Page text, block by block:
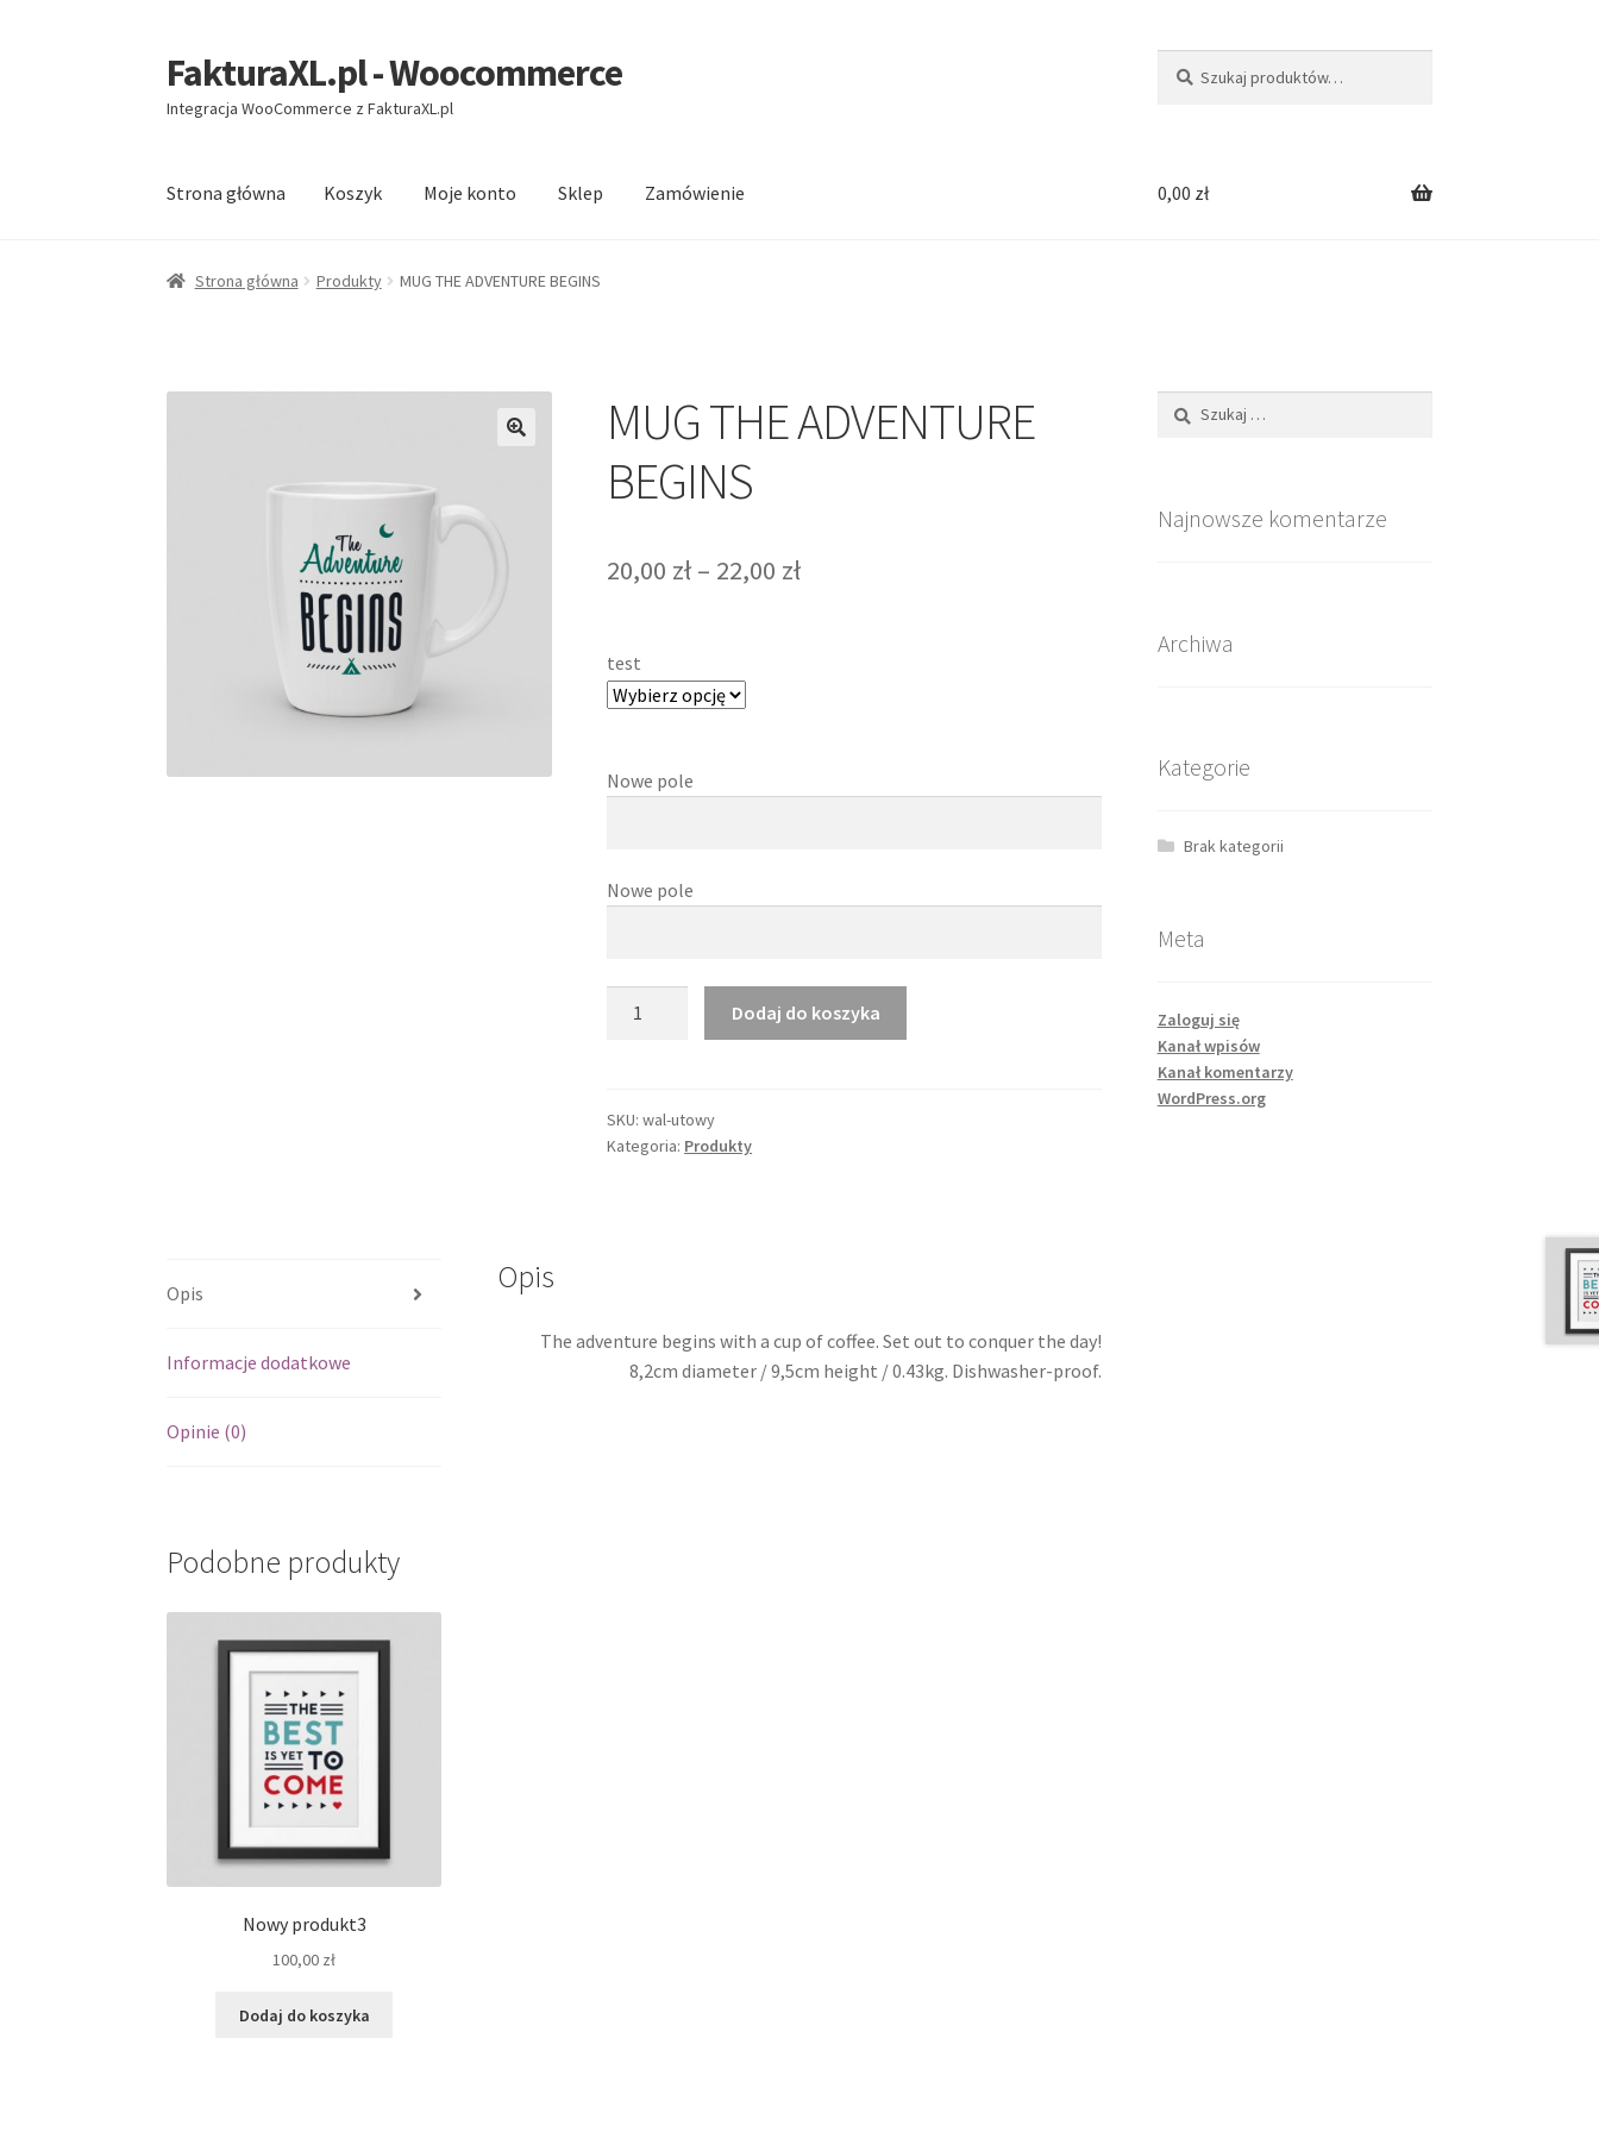
Przejdź
do
nawigacji
Przejdź
do
treści
FakturaXL.pl - Woocommerce
Integracja WooCommerce z FakturaXL.pl
j
Strona główna Koszyk Moje konto Sklep Zamówienie
Strona główna Koszyk Moje kontoSklep Zamówienie
0,00 zł
Strona główna Produkty MUG THE ADVENTURE BEGINS
MUG THE ADVENTURE
BEGINS
20,00 zł – 22,00 zł
test
Nowe pole
Nowe pole
BEGINS
Dodaj do koszyka
SKU:wal-utowy
Kategoria: Produkty
Opis
Informacje dodatkowe
Opinie (0)
Opis
The adventure begins with a cup of coffee. Set out to conquer the day!
8,2cm diameter / 9,5cm height / 0.43kg. Dishwasher-proof.
Podobne produkty
Nowy produkt3
100,00 zł
Dodaj do koszyka
Szukaj:
Najnowsze komentarze
Archiwa
Kategorie
Brak kategorii
Meta
Zaloguj się
Kanał wpisów
Kanał komentarzy
WordPress.org